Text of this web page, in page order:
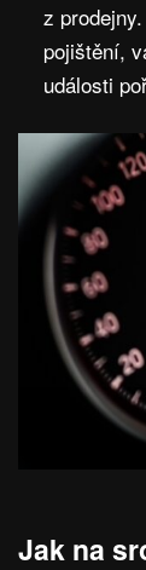
z
pojištění,
události
Jak na